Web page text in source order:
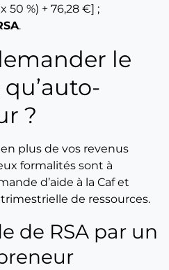
50 %) + 76,28 €] ;
.
le
?
plus de vos revenus
formalités sont à
d’aide à la Caf et
de ressources.
de RSA par un